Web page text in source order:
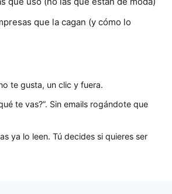
que la cagan (y cómo lo
te gusta, un clic y fuera.
te vas?”. Sin emails rogándote que
ya lo leen. Tú decides si quieres ser